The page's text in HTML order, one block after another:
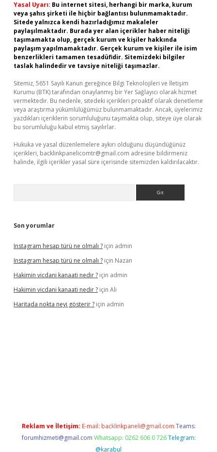
Yasal Uyarı: Bu internet sitesi, herhangi bir marka, kurum
veya şahıs şirketi ile hiçbir bağlantısı bulunmamaktadır.
Sitede yalnızca kendi hazırladığımız makaleler
paylaşılmaktadır. Burada yer alan içerikler haber niteliği
taşımamakta olup, gerçek kurum ve kişiler hakkında
paylaşım yapılmamaktadır. Gerçek kurum ve kişiler ile isim
benzerlikleri tamamen tesadüfidir. Sitemizdeki bilgiler
taslak halindedir ve tavsiye niteliği taşımazlar.
Sitemiz, 5651 Sayılı Kanun gereğince Bilgi Teknolojileri ve İletişim
Kurumu (BTK) tarafından onaylanmış bir Yer Sağlayıcı olarak hizmet
vermektedir. Bu nedenle, sitedeki içerikleri proaktif olarak denetleme
veya araştırma yükümlülüğümüz bulunmamaktadır. Ancak, üyelerimiz
yazdıkları içeriklerin sorumluluğunu taşımakta olup, siteye üye olarak
bu sorumluluğu kabul etmiş sayılırlar.
Hukuka ve yasal düzenlemelere aykırı olduğunu düşündüğünüz
içerikleri, backlinkpanelicomtr@gmail.com adresine bildirmeniz
halinde, ilgili içerikler yasal süre içerisinde sitemizden kaldırılacaktır.
Son yorumlar
Instagram hesap türü ne olmalı ? için admin
Instagram hesap türü ne olmalı ? için Nazan
Hakimin vicdani kanaati nedir ? için admin
Hakimin vicdani kanaati nedir ? için Ali
Haritada nokta neyi gösterir ? için admin
Reklam ve İletişim: E-mail: backlinkpaneli@gmail.com Teams:
forumhizmeti@gmail.com Whatsapp: 0262 606 0 726 Telegram:
@karabul